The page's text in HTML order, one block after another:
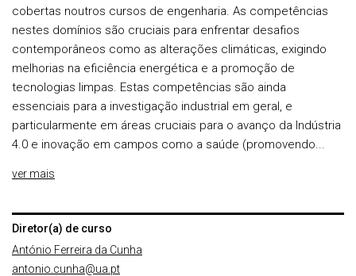
cobertas noutros cursos de engenharia. As competências
nestes domínios são cruciais para enfrentar desafios
contemporâneos como as alterações climáticas, exigindo
melhorias na eficiência energética e a promoção de
tecnologias limpas. Estas competências são ainda
essenciais para a investigação industrial em geral, e
particularmente em áreas cruciais para o avanço da Indústria
4.0 e inovação em campos como a saúde (promovendo...
ver mais
Diretor(a) de curso
António Ferreira da Cunha
antonio.cunha@ua.pt